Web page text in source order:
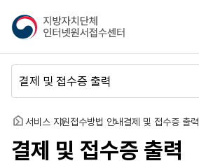
지
방
자
치
단
체
인
넷
뉴
동
홈 서비스 지원접수방법 안내결제 및 접수증 출력
결제 및 접수증 출력